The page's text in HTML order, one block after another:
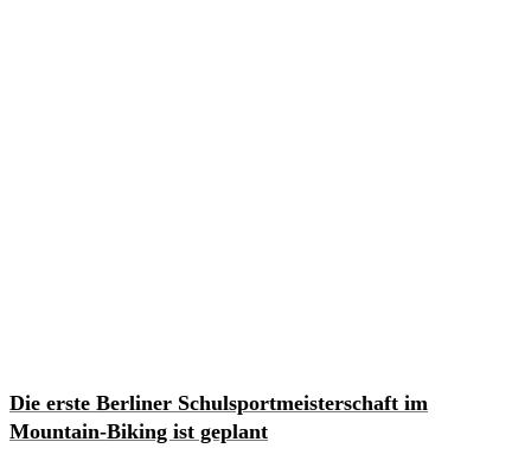
Die erste Berliner Schulsportmeisterschaft im
Mountain-Biking ist geplant